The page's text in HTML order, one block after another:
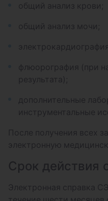
общий анализ крови;
общий анализ мочи;
флюорография (при
результата);
дополнительные
инструментальные
После получения всех
электронную
Срок действия
Электронная справка